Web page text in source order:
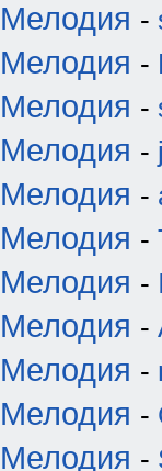
-
-
-
-
-
-
-
-
-
-
-